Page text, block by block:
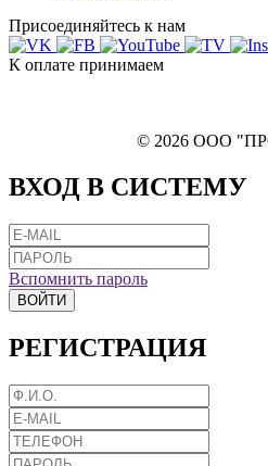
Присоединяйтесь к нам
К оплате принимаем
© 2026 ООО
ВХОД В СИСТЕМУ
Вспомнить пароль
ВОЙТИ
РЕГИСТРАЦИЯ